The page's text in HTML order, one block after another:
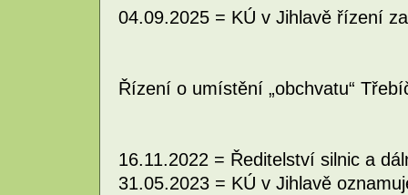
04.09.2025 = KÚ v Jihlavě řízení
Řízení o umístění „obchvatu“
16.11.2022 = Ředitelství silnic a
31.05.2023 = KÚ v Jihlavě